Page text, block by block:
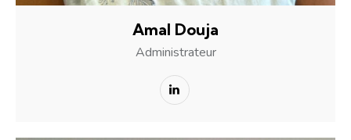
Amal Douja
Administrateur